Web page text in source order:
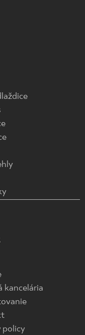
kancelária
policy